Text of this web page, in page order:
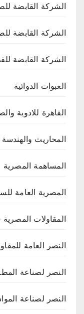
الشركة القابضة
الشركة القابضة
الشركة القابضة
العبوات الدوائية
القاهرة للادوية
المحاريث والهندسة
المساهمة المصرية
المصرية العامة
المقاولات المصرية
النصر العامة
النصر لصناعة
النصر لصناعة